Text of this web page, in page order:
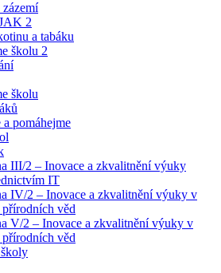
2
a tabáku
školu 2
školu
pomáhejme
III/2 – Inovace a zkvalitnění výuky
IT
IV/2 – Inovace a zkvalitnění výuky v
přírodních věd
V/2 – Inovace a zkvalitnění výuky v
přírodních věd